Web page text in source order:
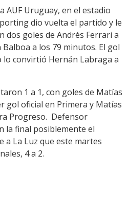
Link
AUF Uruguay, en el estadio
dio vuelta el partido y le
dos goles de Andrés Ferrari a
a los 79 minutos. El gol
lo convirtió Hernán Labraga a
1 a 1, con goles de Matías
gol oficial en Primera y Matías
Progreso. Defensor
la final posiblemente el
a La Luz que este martes
4 a 2.